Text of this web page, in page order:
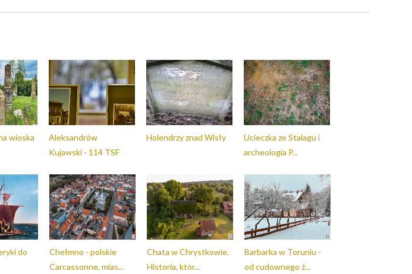
wioska
Aleksandrów
Kujawski - 114 TSF
Holendrzy znad Wisły
Ucieczka ze Stalagu i
archeologia P...
do
Chełmno - polskie
Carcassonne, mias...
Chata w Chrystkowie.
Historia, któr...
Barbarka w Toruniu -
od cudownego ź...